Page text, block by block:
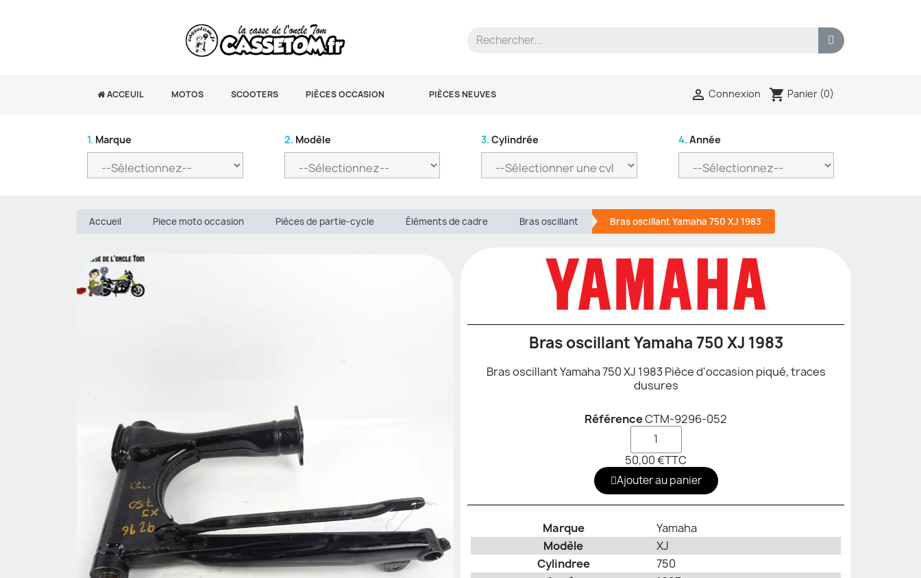
ACCEUIL MOTOS SCOOTERS PIÈCES OCCASION PIÈCES NEUVES  Connexion shopping_cart Panier (0)
1. Marque 2. Modèle 3. Cylindrée 4. Année
Accueil Piece moto occasion Pièces de partie-cycle Éléments de cadre Bras oscillant Bras oscillant Yamaha 750 XJ 1983
Bras oscillant Yamaha 750 XJ 1983
Bras oscillant Yamaha 750 XJ 1983 Pièce d'occasion piqué, traces
dusures
RéférenceCTM-9296-052
50,00 €TTC
Ajouter au panier
Marque
Yamaha
Modèle
XJ
Cylindree
750